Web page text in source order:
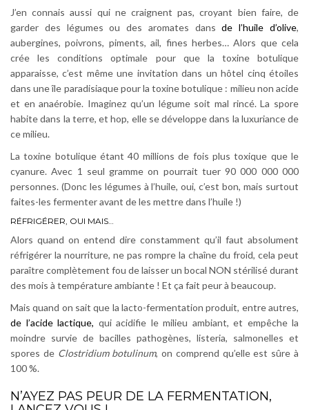
J’en connais aussi qui ne craignent pas, croyant bien faire, de
garder des légumes ou des aromates dansde l’huile d’olive,
aubergines, poivrons, piments, ail, fines herbes… Alors que cela
crée les conditions optimale pour que la toxine botulique
apparaisse, c’est même une invitation dans un hôtel cinq étoiles
dans une île paradisiaque pour la toxine botulique : milieu non acide
et en anaérobie. Imaginez qu’un légume soit mal rincé. La spore
habite dans la terre, et hop, elle se développe dans la luxuriance de
ce milieu.
La toxine botulique étant 40 millions de fois plus toxique que le
cyanure. Avec 1 seul gramme on pourrait tuer 90 000 000 000
personnes. (Donc les légumes à l’huile, oui, c’est bon, mais surtout
faites-les fermenter avant de les mettre dans l’huile !)
RÉFRIGÉRER, OUI MAIS…
Alors quand on entend dire constamment qu’il faut absolument
réfrigérer la nourriture, ne pas rompre la chaîne du froid, cela peut
paraître complètement fou de laisser un bocal NON stérilisé durant
des mois à température ambiante ! Et ça fait peur à beaucoup.
Mais quand on sait que la lacto-fermentation produit, entre autres,
de l’acide lactique, qui acidifie le milieu ambiant, et empêche la
moindre survie de bacilles pathogènes, listeria, salmonelles et
spores de Clostridium botulinum, on comprend qu’elle est sûre à
100 %.
N’AYEZ PAS PEUR DE LA FERMENTATION,